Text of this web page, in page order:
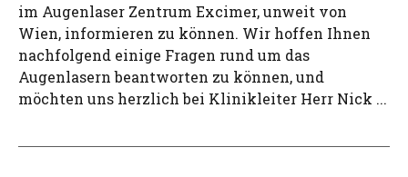
im Augenlaser Zentrum Excimer, unweit von
Wien, informieren zu können. Wir hoffen Ihnen
nachfolgend einige Fragen rund um das
Augenlasern beantworten zu können, und
möchten uns herzlich bei Klinikleiter Herr Nick ...